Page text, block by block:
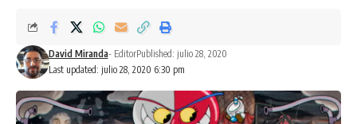
Last updated: julio 28, 2020 6:30 pm
David Miranda- EditorPublished: julio 28, 2020